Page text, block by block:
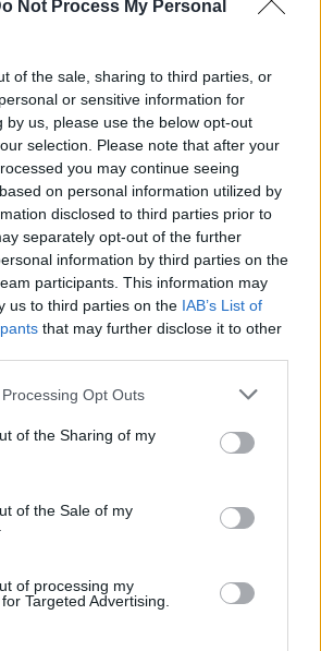
Not Process My Personal
of the sale, sharing to third parties, or
or sensitive information for
by us, please use the below opt-out
selection. Please note that after your
you may continue seeing
on personal information utilized by
disclosed to third parties prior to
separately opt-out of the further
information by third parties on the
participants. This information may
us to third parties on the IAB’s List of
that may further disclose it to other
Opt Outs
of the Sharing of my
of the Sale of my
of processing my
Targeted Advertising.